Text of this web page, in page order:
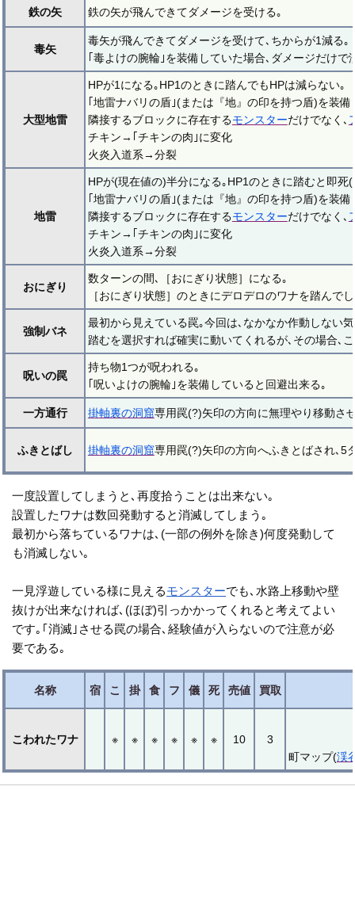
鉄の矢 鉄の矢が飛んできてダメージを受ける｡
毒矢
毒矢が飛んできてダメージを受けて､ちからが1減る｡
｢毒よけの腕輪｣を装備していた場合､ダメージだけで
大型地雷
HPが1になる｡HP1のときに踏んでもHPは減らない｡
｢地雷ナバリの盾｣(または『地』の印を持つ盾)を装
隣接するブロックに存在するモンスターだけでなく､
チキン→｢チキンの肉｣に変化
火炎入道系→分裂
地雷
HPが(現在値の)半分になる｡HP1のときに踏むと即死(
｢地雷ナバリの盾｣(または『地』の印を持つ盾)を装
隣接するブロックに存在するモンスターだけでなく､
チキン→｢チキンの肉｣に変化
火炎入道系→分裂
おにぎり
数ターンの間､［おにぎり状態］になる｡
［おにぎり状態］のときにデロデロのワナを踏んで
強制バネ
最初から見えている罠｡今回は､なかなか作動しない
踏むを選択すれば確実に動いてくれるが､その場合､
呪いの罠
持ち物1つが呪われる｡
｢呪いよけの腕輪｣を装備していると回避出来る｡
一方通行 掛軸裏の洞窟専用罠(?)矢印の方向に無理やり移動さ
ふきとばし 掛軸裏の洞窟専用罠(?)矢印の方向へふきとばされ､5
一度設置してしまうと､再度拾うことは出来ない｡
設置したワナは数回発動すると消滅してしまう｡
最初から落ちているワナは､(一部の例外を除き)何度発動して
も消滅しない｡
一見浮遊している様に見えるモンスターでも､水路上移動や壁
抜けが出来なければ､(ほぼ)引っかかってくれると考えてよい
です｡｢消滅｣させる罠の場合､経験値が入らないので注意が必
要である｡
名称 宿 こ 掛 食 フ 儀 死 売値 買取
こわれたワナ ※ ※ ※ ※ ※ ※ 10
3
町マップ(渓